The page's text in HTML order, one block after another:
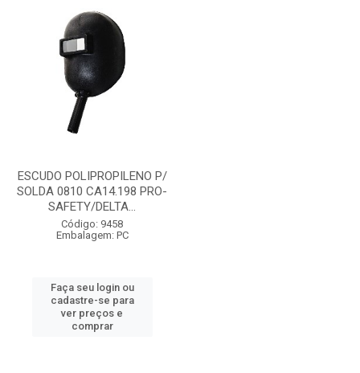
ESCUDO POLIPROPILENO P/
SOLDA 0810 CA14.198 PRO-
SAFETY/DELTA...
Código: 9458
Embalagem: PC
Faça seu login ou
cadastre-se para
ver preços e
comprar